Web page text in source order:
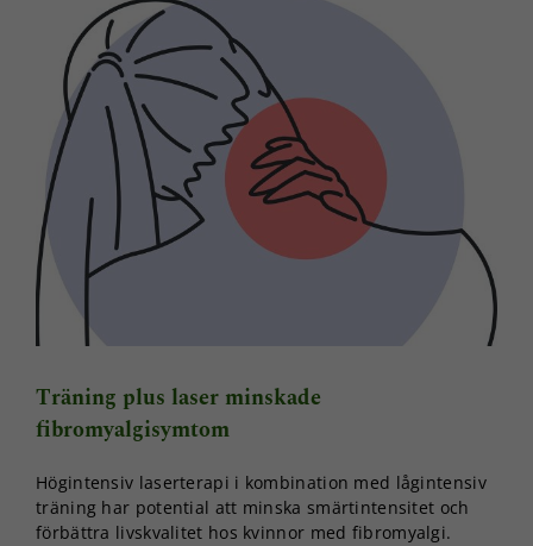
Träning plus laser minskade
fibromyalgisymtom
Högintensiv laserterapi i kombination med lågintensiv
träning har potential att minska smärtintensitet och
förbättra livskvalitet hos kvinnor med fibromyalgi.